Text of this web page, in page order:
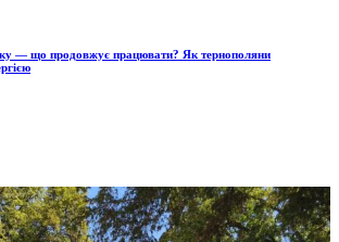
— що продовжує працювати? Як тернополяни